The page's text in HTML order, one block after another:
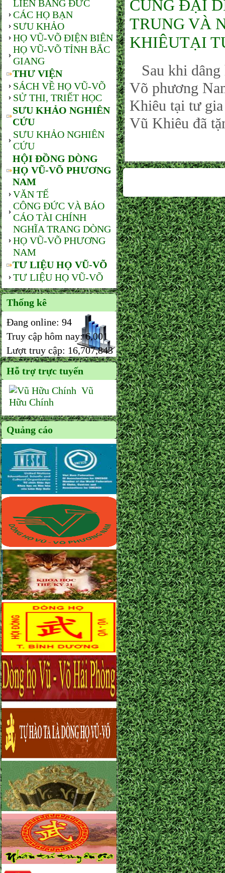
LIÊN BANG ĐỨC
CÁC HỌ BẠN
SƯU KHẢO
HỌ VŨ-VÕ ĐIỆN BIÊN
HỌ VŨ-VÕ TỈNH BẮC
GIANG
THƯ VIỆN
SÁCH VỀ HỌ VŨ-VÕ
SỬ THI, TRIẾT HỌC
SƯU KHẢO NGHIÊN
CỨU
SƯU KHẢO NGHIÊN
CỨU
HỘI ĐỒNG DÒNG
HỌ VŨ-VÕ PHƯƠNG
NAM
VĂN TẾ
CÔNG ĐỨC VÀ BÁO
CÁO TÀI CHÍNH
NGHĨA TRANG DÒNG
HỌ VŨ-VÕ PHƯƠNG
NAM
TƯ LIỆU HỌ VŨ-VÕ
TƯ LIỆU HỌ VŨ-VÕ
Thống kê
Đang online: 94
Truy cập hôm nay:6,001
Lượt truy cập: 16,707,843
Hỗ trợ trực tuyến
Vũ
Hữu Chính
Quảng cáo
CÙNG ĐẠI
TRUNG VÀ
KHIÊUTẠI
Sau khi
Võ phương
Khiêu tại tư
Vũ Khiêu đã